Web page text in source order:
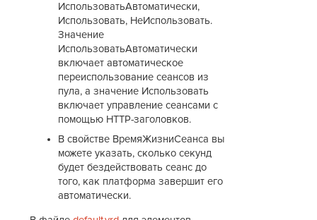
ИспользоватьАвтоматически,
Использовать, НеИспользовать.
Значение
ИспользоватьАвтоматически
включает автоматическое
переиспользование сеансов из
пула, а значение Использовать
включает управление сеансами с
помощью HTTP-заголовков.
В свойстве ВремяЖизниСеанса вы
можете указать, сколько секунд
будет бездействовать сеанс до
того, как платформа завершит его
автоматически.